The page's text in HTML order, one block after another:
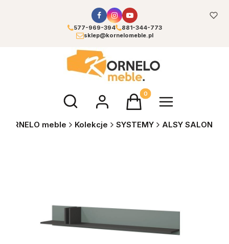
577-969-394
881-344-773
sklep@kornelomeble.pl
Otwórz wyszukiwarkęProdukty w koszyku: 0.
KORNELO meble Kolekcje SYSTEMY ALSY SALON